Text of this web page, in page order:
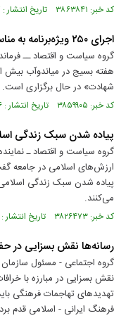
کد خبر: ۳۸۶۳۸۴۱ تاریخ انتشار : ۱۳۹۸/۰۹/۲۷
اجرای ۲۵۰ ویژه‌برنامه به مناسبت هفته بسیج در میاندوآب
گروه سیاست و اقتصاد ــ
شهادت» در حال برگزاری است.
کد خبر: ۳۸۵۹۹۰۵ تاریخ انتشار : ۱۳۹۸/۰۹/۰۶
پیاده شدن سبک زندگی
گروه سیاست و اقتصاد ـ
ارزش‌های اسلامی در جامعه
پیاده شدن سبک زندگی
می‌کنند.
کد خبر: ۳۸۲۶۴۷۳ تاریخ انتشار : ۱۳۹۸/۰۴/۲۱
رسانه‌ها نقش بسزایی در
گروه اجتماعی - مسئول سازمان
نقش بسزایی در مبارزه با
تهدیدهای تهاجمات فرهنگی
فرهنگ ایرانی - اسلامی قدم